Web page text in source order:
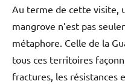
Au terme de cette visite,
mangrove n’est pas
métaphore. Celle de la
tous ces territoires
fractures, les résistances